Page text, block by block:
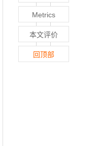
Metrics
本文评价
回顶部